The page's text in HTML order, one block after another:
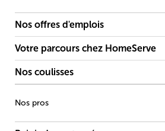
Nos offres d'emplois
Votre parcours chez HomeServe
Nos coulisses
Nos pros